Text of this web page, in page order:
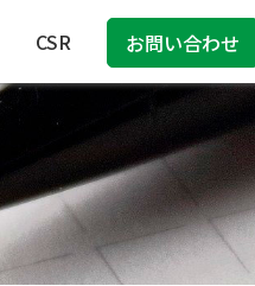
CSR お問い合わせ